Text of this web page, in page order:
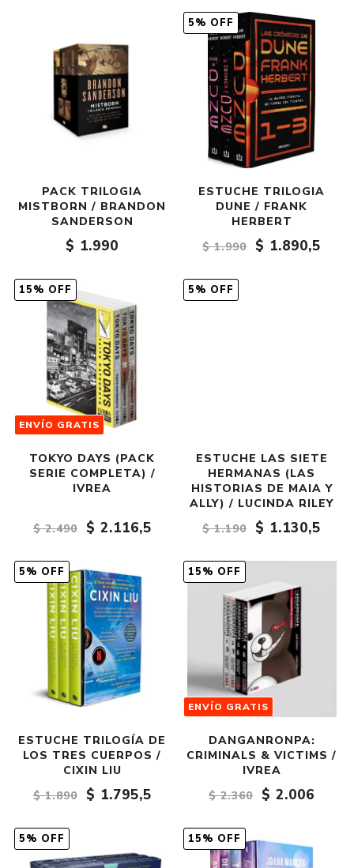
PACK TRILOGIA
MISTBORN / BRANDON
SANDERSON
$ 1.990
5% OFF
ESTUCHE TRILOGIA
DUNE / FRANK
HERBERT
$ 1.990
$ 1.890,5
15% OFF
ENVÍO GRATIS
TOKYO DAYS (PACK
SERIE COMPLETA) /
IVREA
$ 2.490 $ 2.116,5
5% OFF
ESTUCHE LAS SIETE
HERMANAS (LAS
HISTORIAS DE MAIA Y
ALLY) / LUCINDA RILEY
$ 1.190
$ 1.130,5
5% OFF
ESTUCHE TRILOGÍA DE
LOS TRES CUERPOS /
CIXIN LIU
$ 1.890
$ 1.795,5
15% OFF
ENVÍO GRATIS
DANGANRONPA:
CRIMINALS & VICTIMS /
IVREA
$ 2.360
$ 2.006
5% OFF 15% OFF